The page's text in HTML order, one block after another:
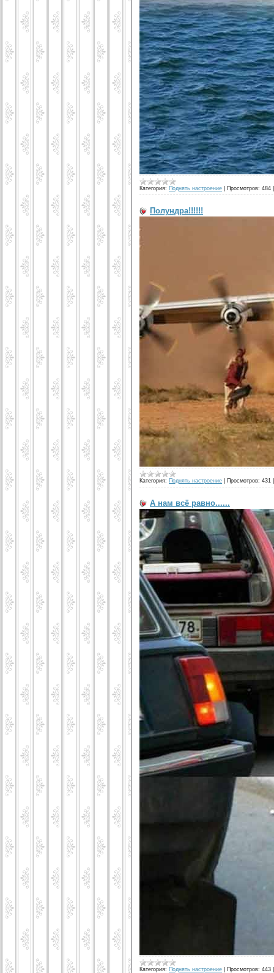
Категория: Поднять настроение Просмотров: 484
Полундра!!!!!!
Категория: Поднять настроение Просмотров: 431
А нам всё равно......
Категория: Поднять настроение Просмотров: 443